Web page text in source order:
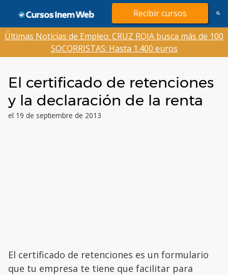
contenido
Recibir cursos
Últimas Noticias de Empleo: CRUZ ROJA busca más de 100
SOCORRISTAS: Hasta 1.400 euros
El certificado de retenciones
y la declaración de la renta
el 19 de septiembre de 2013
El certificado de retenciones es un formulario
que tu empresa te tiene que facilitar para